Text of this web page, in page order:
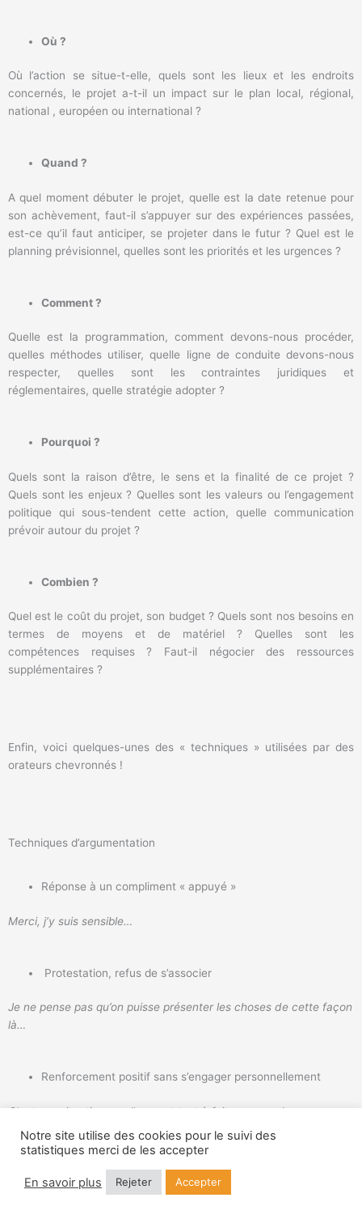
Où ?
Où l’action se situe-t-elle, quels sont les lieux et les endroits
concernés, le projet a-t-il un impact sur le plan local, régional,
national , européen ou international ?
Quand ?
A quel moment débuter le projet, quelle est la date retenue pour
son achèvement, faut-il s’appuyer sur des expériences passées,
est-ce qu’il faut anticiper, se projeter dans le futur ? Quel est le
planning prévisionnel, quelles sont les priorités et les urgences ?
Comment ?
Quelle est la programmation, comment devons-nous procéder,
quelles méthodes utiliser, quelle ligne de conduite devons-nous
respecter, quelles sont les contraintes juridiques et
réglementaires, quelle stratégie adopter ?
Pourquoi ?
Quels sont la raison d’être, le sens et la finalité de ce projet ?
Quels sont les enjeux ? Quelles sont les valeurs ou l’engagement
politique qui sous-tendent cette action, quelle communication
prévoir autour du projet ?
Combien ?
Quel est le coût du projet, son budget ? Quels sont nos besoins en
termes de moyens et de matériel ? Quelles sont les
compétences requises ? Faut-il négocier des ressources
supplémentaires ?
Enfin, voici quelques-unes des « techniques » utilisées par des
orateurs chevronnés !
Techniques d’argumentation
Réponse à un compliment « appuyé »
Merci, j’y suis sensible…
Protestation, refus de s’associer
Je ne pense pas qu’on puisse présenter les choses de cette façon
là…
Renforcement positif sans s’engager personnellement
C’est une situation que l’on peut tout à fait comprendre…
Que voulez-vous me faire dire ?
Notre site utilise des cookies pour le suivi des
statistiques merci de les accepter
En savoir plus Rejeter Accepter